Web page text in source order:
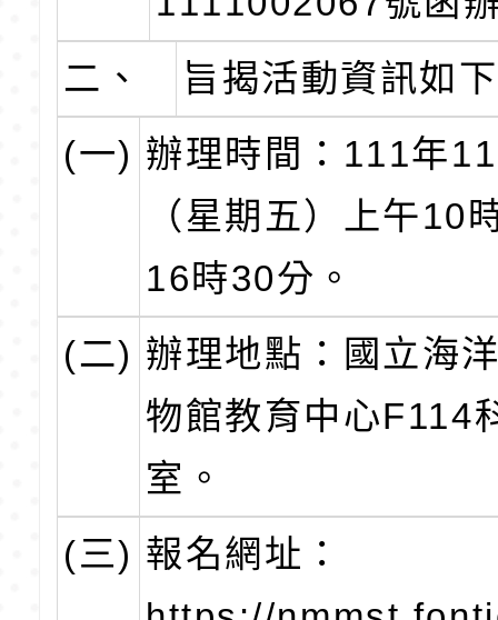
二、
旨揭活動資訊如
(一) 辦理時間：111年
（星期五）上午10
16時30分。
(二) 辦理地點：國立海
物館教育中心F114
室。
(三) 報名網址：